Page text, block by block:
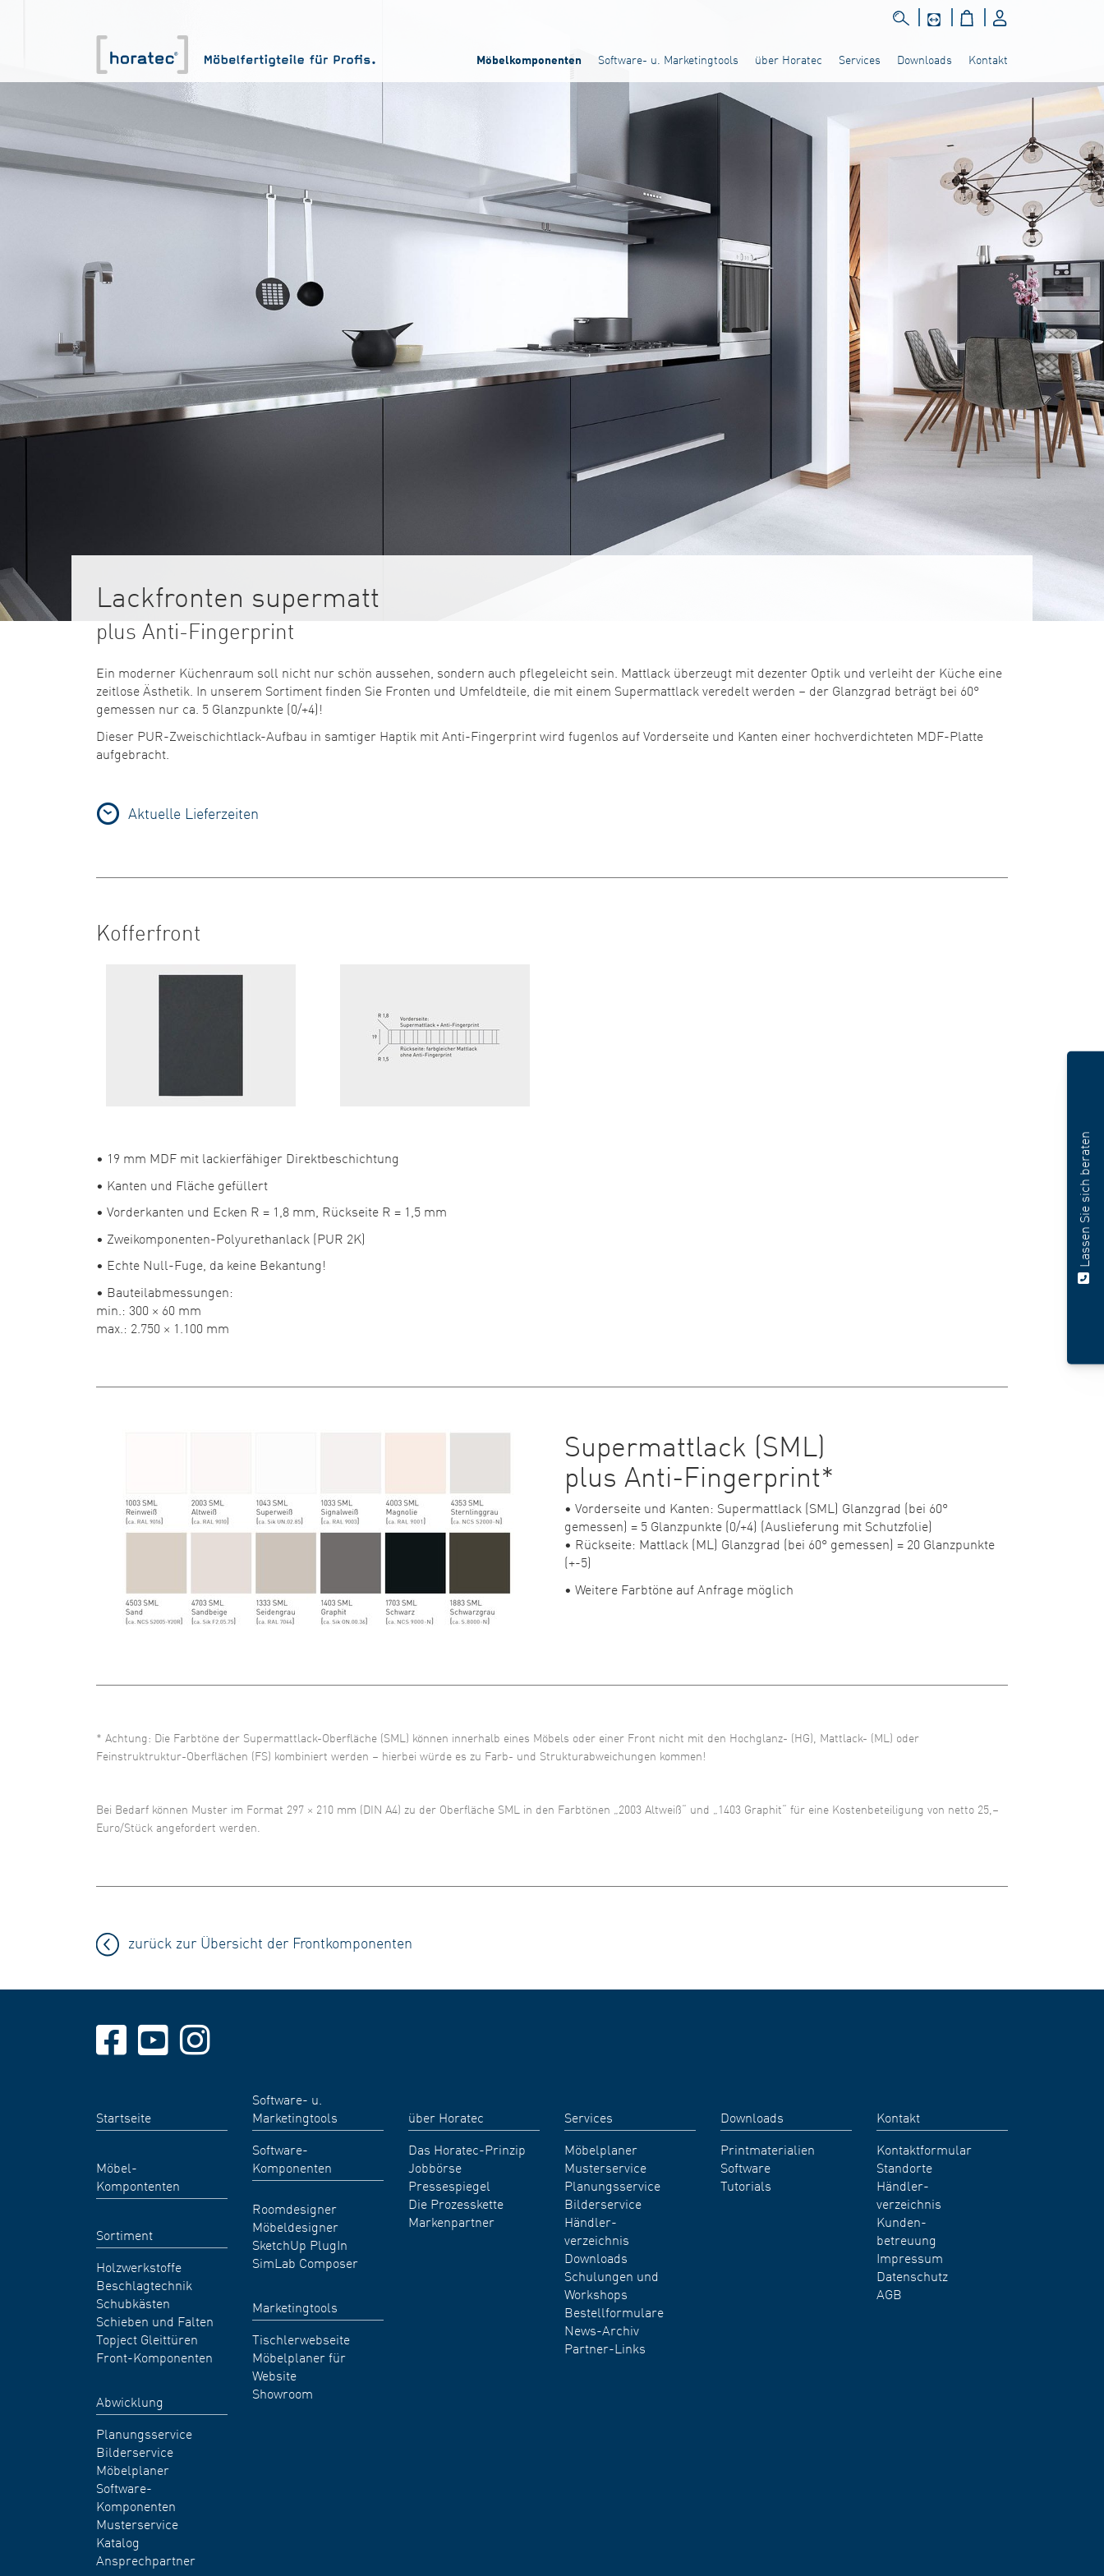
Möbelkomponenten Software- u. Marketingtools über Horatec Services Downloads Kontakt
Lackfronten supermatt
plus Anti-Fingerprint
Ein moderner Küchenraum soll nicht nur schön aussehen, sondern auch pflegeleicht sein. Mattlack überzeugt mit dezenter Optik und verleiht der Küche eine
zeitlose Ästhetik. In unserem Sortiment finden Sie Fronten und Umfeldteile, die mit einem Supermattlack veredelt werden – der Glanzgrad beträgt bei 60°
gemessen nur ca. 5 Glanzpunkte (0/+4)!
Dieser PUR-Zweischichtlack-Aufbau in samtiger Haptik mit Anti-Fingerprint wird fugenlos auf Vorderseite und Kanten einer hochverdichteten MDF-Platte
aufgebracht.
Aktuelle Lieferzeiten
Kofferfront
• 19 mm MDF mit lackierfähiger Direktbeschichtung
• Kanten und Fläche gefüllert
• Vorderkanten und Ecken R = 1,8 mm, Rückseite R = 1,5 mm
• Zweikomponenten-Polyurethanlack (PUR 2K)
• Echte Null-Fuge, da keine Bekantung!
• Bauteilabmessungen:
min.: 300 × 60 mm
max.: 2.750 × 1.100 mm
Supermattlack (SML)
plus Anti-Fingerprint*
• Vorderseite und Kanten: Supermattlack (SML) Glanzgrad (bei 60°
gemessen) = 5 Glanzpunkte (0/+4) (Auslieferung mit Schutzfolie)
• Rückseite: Mattlack (ML) Glanzgrad (bei 60° gemessen) = 20 Glanzpunkte
(+-5)
• Weitere Farbtöne auf Anfrage möglich
* Achtung: Die Farbtöne der Supermattlack-Oberfläche (SML) können innerhalb eines Möbels oder einer Front nicht mit den Hochglanz- (HG), Mattlack- (ML) oder
Feinstruktruktur-Oberflächen (FS) kombiniert werden – hierbei würde es zu Farb- und Strukturabweichungen kommen!
Bei Bedarf können Muster im Format 297 × 210 mm (DIN A4) zu der Oberfläche SML in den Farbtönen „2003 Altweiß“ und „1403 Graphit“ für eine Kostenbeteiligung von netto 25,–
Euro/Stück angefordert werden.
zurück zur Übersicht der Frontkomponenten
Lassen Sie sich beraten
Startseite
Möbel-
Kompontenten
Sortiment
Holzwerkstoffe
Beschlagtechnik
Schubkästen
Schieben und Falten
Topject Gleittüren
Front-Komponenten
Abwicklung
Planungsservice
Bilderservice
Möbelplaner
Software-
Komponenten
Musterservice
Katalog
Ansprechpartner
Software- u.
Marketingtools
Software-
Komponenten
Roomdesigner
Möbeldesigner
SketchUp PlugIn
SimLab Composer
Marketingtools
Tischlerwebseite
Möbelplaner für
Website
Showroom
über Horatec
Das Horatec-Prinzip
Jobbörse
Pressespiegel
Die Prozesskette
Markenpartner
Services
Möbelplaner
Musterservice
Planungsservice
Bilderservice
Händler-
verzeichnis
Downloads
Schulungen und
Workshops
Bestellformulare
News-Archiv
Partner-Links
Downloads
Printmaterialien
Software
Tutorials
Kontakt
Kontaktformular
Standorte
Händler-
verzeichnis
Kunden-
betreuung
Impressum
Datenschutz
AGB